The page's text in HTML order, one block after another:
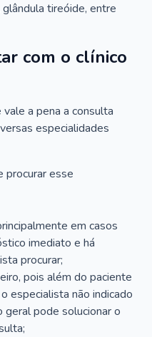
tireóide, entre
com o clínico
a pena a consulta
especialidades
procurar esse
em casos
imediato e há
procurar;
pois além do paciente
especialista não indicado
geral pode solucionar o